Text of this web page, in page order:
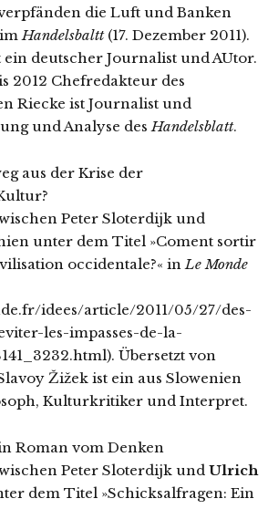
die Luft und Banken
imHandelsbaltt(17. Dezember 2011).
ein deutscher Journalist und AUtor.
2012 Chefredakteur des
Riecke ist Journalist und
und Analyse desHandelsblatt.
aus der Krise der
Peter Sloterdijk und
unter dem Titel »Coment sortir
occidentale?« inLe Monde
idees/article/2011/05/27/des-
les-impasses-de-la-
Übersetzt von
Žižek ist ein aus Slowenien
Kulturkritiker und Interpret.
Roman vom Denken
Peter Sloterdijk und Ulrich
dem Titel »Schicksalfragen: Ein